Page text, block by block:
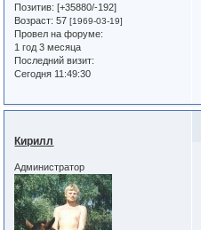
Позитив: [+35880/-192]
Возраст: 57[1969-03-19]
Провел на форуме:
1 год 3 месяца
Последний визит:
Сегодня 11:49:30
Кирилл
Администратор